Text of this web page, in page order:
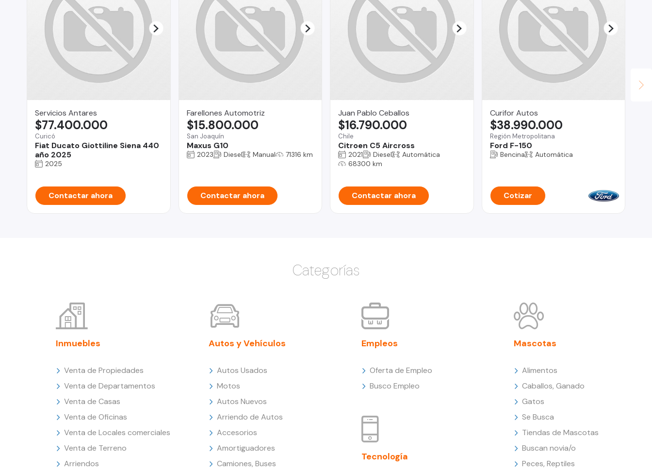
Servicios Antares
Curicó
Fiat Ducato Giottiline Siena 440
año 2025
$77.400.000
2025
Contactar ahora
Farellones Automotriz
San Joaquín
Maxus G10
$15.800.000
2023 Diesel Manual 71316 km
Contactar ahora
Juan Pablo Ceballos
Chile
Citroen C5 Aircross
$16.790.000
2021 Diesel
Automática
68300 km
Contactar ahora
Curifor Autos
Región Metropolitana
Ford F-150
$38.990.000
Bencina Automática
Cotizar
La
Categorías
Inmuebles
Venta de Propiedades
Venta de Departamentos
Venta de Casas
Venta de Oficinas
Venta de Locales comerciales
Venta de Terreno
Arriendos
Autos y Vehículos
Autos Usados
Motos
Autos Nuevos
Arriendo de Autos
Accesorios
Amortiguadores
Camiones, Buses
Empleos
Oferta de Empleo
Busco Empleo
Tecnología
Mascotas
Alimentos
Caballos, Ganado
Gatos
Se Busca
Tiendas de Mascotas
Buscan novia/o
Peces, Reptiles